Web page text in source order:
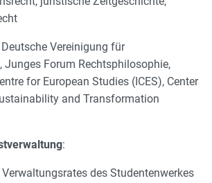
Deutsche Vereinigung für
Junges Forum Rechtsphilosophie,
for European Studies (ICES), Center
and Transformation
:
des Studentenwerkes